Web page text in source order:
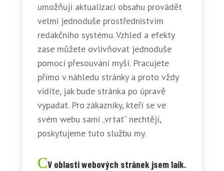
umožňují aktualizaci obsahu provádět
velmi jednoduše prostřednistvím
redakčního systému. Vzhled a efekty
zase můžete ovlivňovat jednoduše
pomocí přesouvání myší. Pracujete
přímo v náhledu stránky a proto vždy
vidíte, jak bude stránka po úpravě
vypadat. Pro zákazníky, kteří se ve
svém webu sami „vrtat“ nechtějí,
poskytujeme tuto službu my.
V oblasti webových stránek jsem laik.